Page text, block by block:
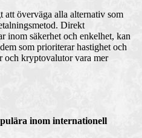
att överväga alla alternativ som
Direkt
inom säkerhet och enkelhet, kan
som prioriterar hastighet och
och kryptovalutor vara mer
inom internationell